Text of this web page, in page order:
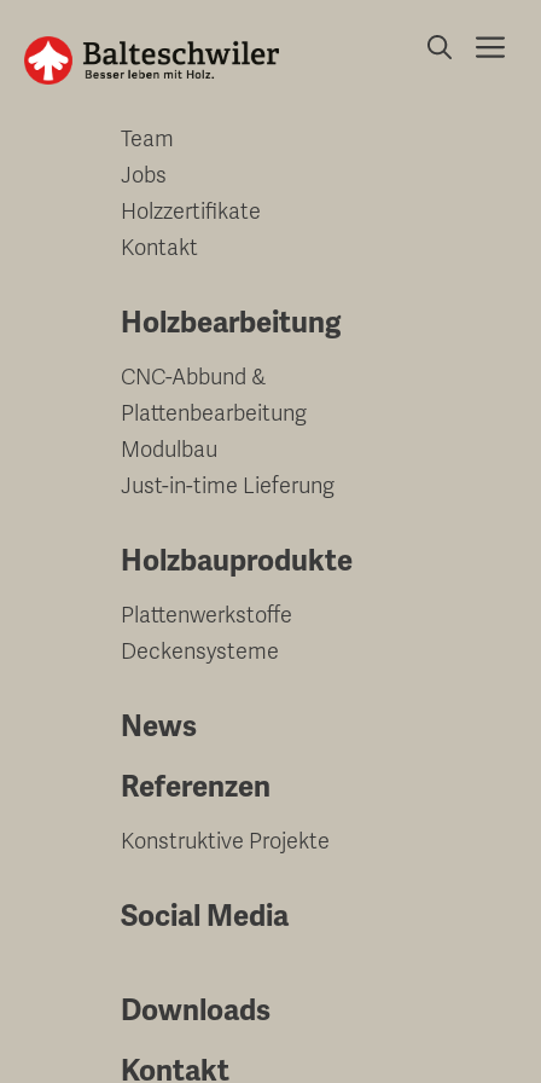
zum
Inhalt
Unternehmen
Team
Jobs
Holzzertifikate
Kontakt
Holzbearbeitung
CNC-Abbund &
Plattenbearbeitung
Modulbau
Just-in-time Lieferung
Holzbauprodukte
Plattenwerkstoffe
Deckensysteme
News
Referenzen
Konstruktive Projekte
Social Media
Downloads
Kontakt